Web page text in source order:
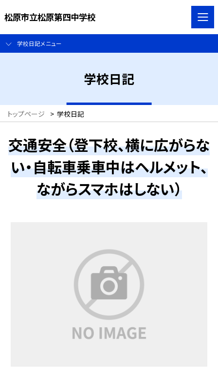
松原市立松原第四中学校
学校日記メニュー
学校日記
トップページ > 学校日記
交通安全（登下校、横に広がらな
い・自転車乗車中はヘルメット、
ながらスマホはしない）